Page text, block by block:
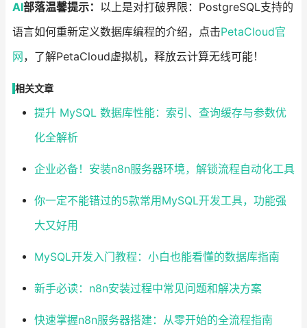
AI部落温馨提示： 以上是对打破界限：PostgreSQL支持的
语言如何重新定义数据库编程的介绍，点击PetaCloud官
网 ，了解PetaCloud虚拟机，释放云计算无线可能！
相关文章
提升 MySQL 数据库性能：索引、查询缓存与参数优
化全解析
企业必备！安装n8n服务器环境，解锁流程自动化工具
你一定不能错过的5款常用MySQL开发工具，功能强
大又好用
MySQL开发入门教程：小白也能看懂的数据库指南
新手必读：n8n安装过程中常见问题和解决方案
快速掌握n8n服务器搭建：从零开始的全流程指南